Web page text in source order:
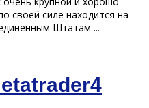
своей силе находится на
Штатам ...